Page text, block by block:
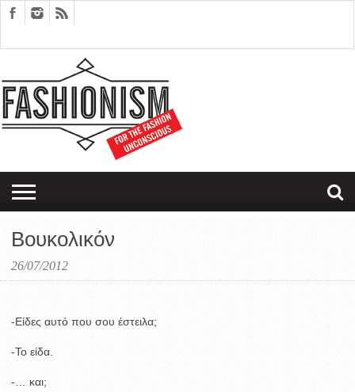
EDITORIALS
COUPLES
THERAPY
SARTORIAGRAM
Βουκολικόν
26/07/2012
-Είδες αυτό που σου έστειλα;
-Το είδα.
-… και;